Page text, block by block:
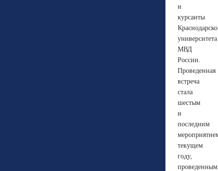
и
курсанты
университета
МВД
России.
Проведенная
встреча
стала
шестым
и
последним
текущем
году,
проведенным